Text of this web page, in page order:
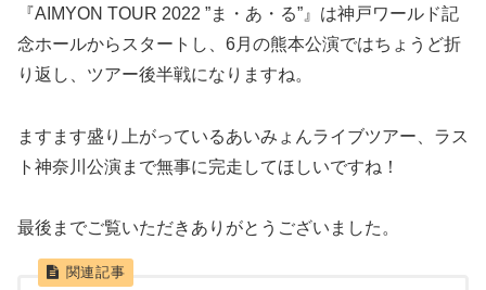
『AIMYON TOUR 2022 ”ま・あ・る”』は神戸ワールド記
念ホールからスタートし、6月の熊本公演ではちょうど折
り返し、ツアー後半戦になりますね。
ますます盛り上がっているあいみょんライブツアー、ラス
ト神奈川公演まで無事に完走してほしいですね！
最後までご覧いただきありがとうございました。